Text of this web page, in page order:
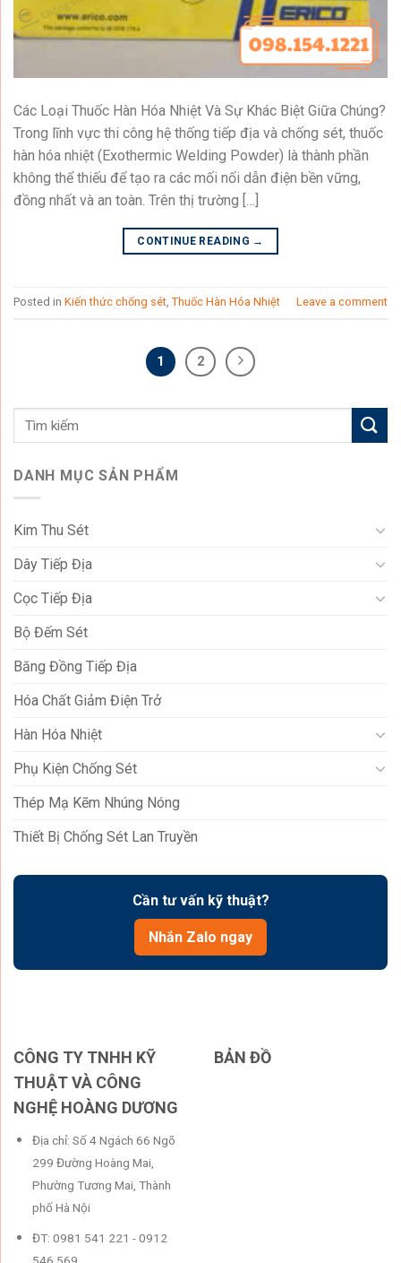
Các Loại Thuốc Hàn Hóa Nhiệt Và Sự Khác Biệt Giữa Chúng?
Trong lĩnh vực thi công hệ thống tiếp địa và chống sét, thuốc
hàn hóa nhiệt (Exothermic Welding Powder) là thành phần
không thể thiếu để tạo ra các mối nối dẫn điện bền vững,
đồng nhất và an toàn. Trên thị trường […]
CONTINUE READING →
Posted in Kiến thức chống sét Thuốc Hàn Hóa Nhiệt Leave a comment
1 2
DANH MỤC SẢN PHẨM
Kim Thu Sét
Dây Tiếp Địa
Cọc Tiếp Địa
Bộ Đếm Sét
Băng Đồng Tiếp Địa
Hóa Chất Giảm Điện Trở
Hàn Hóa Nhiệt
Phụ Kiện Chống Sét
Thép Mạ Kẽm Nhúng Nóng
Thiết Bị Chống Sét Lan Truyền
Cần tư vấn kỹ thuật?
Nhắn Zalo ngay
CÔNG TY TNHH KỸ
THUẬT VÀ CÔNG
NGHỆ HOÀNG DƯƠNG
Địa chỉ: Số 4 Ngách 66 Ngõ
299 Đường Hoàng Mai,
Phường Tương Mai, Thành
phố Hà Nội
ĐT: 0981 541 221 - 0912
BẢN ĐỒ